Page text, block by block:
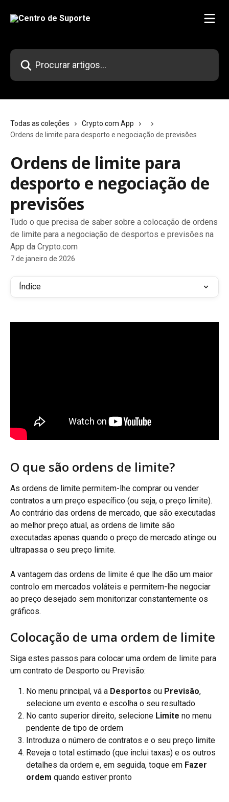
Procurar artigos...
Todas as coleções
Crypto.com App
Ordens de limite para desporto e negociação de previsões
Ordens de limite para
desporto e negociação de
previsões
Tudo o que precisa de saber sobre a colocação de ordens
de limite para a negociação de desportos e previsões na
App da Crypto.com
7 de janeiro de 2026
Índice
O que são ordens de limite?
As ordens de limite permitem-lhe comprar ou vender
contratos a um preço específico (ou seja, o preço limite).
Ao contrário das ordens de mercado, que são executadas
ao melhor preço atual, as ordens de limite são
executadas apenas quando o preço de mercado atinge ou
ultrapassa o seu preço limite.
A vantagem das ordens de limite é que lhe dão um maior
controlo em mercados voláteis e permitem-lhe negociar
ao preço desejado sem monitorizar constantemente os
gráficos.
Colocação de uma ordem de limite
Siga estes passos para colocar uma ordem de limite para
um contrato de Desporto ou Previsão:
No menu principal, vá a Desportos ou Previsão,
selecione um evento e escolha o seu resultado
No canto superior direito, selecione Limite no menu
pendente de tipo de ordem
Introduza o número de contratos e o seu preço limite
Reveja o total estimado (que inclui taxas) e os outros
detalhes da ordem e, em seguida, toque em Fazer
ordem quando estiver pronto